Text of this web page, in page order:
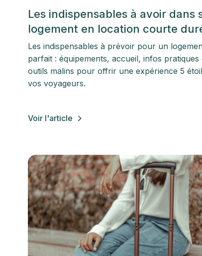
Les indispensables à avoir dans
logement en location courte
Les indispensables à prévoir pour un
parfait : équipements, accueil, infos pratiques
outils malins pour offrir une expérience 5
vos voyageurs.
Voir l'article